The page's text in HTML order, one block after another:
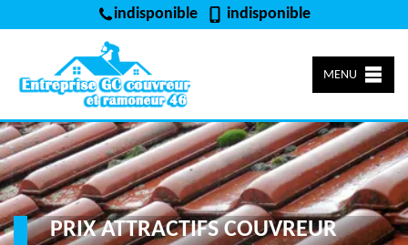
indisponible indisponible
MENU
PRIX ATTRACTIFS COUVREUR